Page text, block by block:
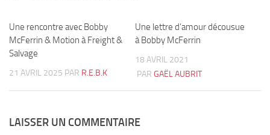
Une rencontre avec Bobby
McFerrin & Motion à Freight &
Salvage
21 AVRIL 2025 PAR R.E.B.K
Une lettre d’amour décousue
à Bobby McFerrin
18 AVRIL 2021
PAR GAËL AUBRIT
LAISSER UN COMMENTAIRE